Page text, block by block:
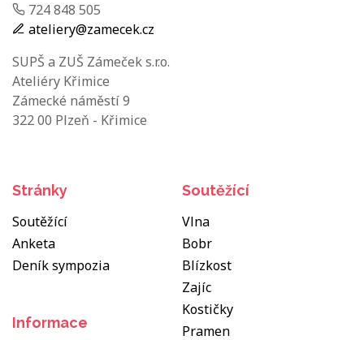
724 848 505
ateliery@zamecek.cz
SUPŠ a ZUŠ Zámeček s.r.o.
Ateliéry Křimice
Zámecké náměstí 9
322 00 Plzeň - Křimice
Stránky
Soutěžící
Anketa
Deník sympozia
Informace
Soutěžící
Vlna
Bobr
Blízkost
Zajíc
Kostičky
Pramen